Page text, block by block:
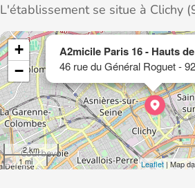
L'établissement se situe à Clichy
A2micile Paris 16 - Hauts
46 rue du Général Roguet -
+
−
2 km
1 mi
Leaflet| Map